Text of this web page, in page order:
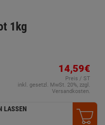
1kg
14,59€
Preis / ST
inkl. gesetzl. MwSt. 20%, zzgl.
Versandkosten.
LASSEN